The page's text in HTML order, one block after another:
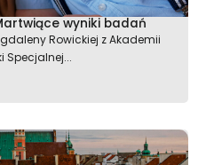
wyniki badań
Rowickiej z Akademii
Specjalnej...